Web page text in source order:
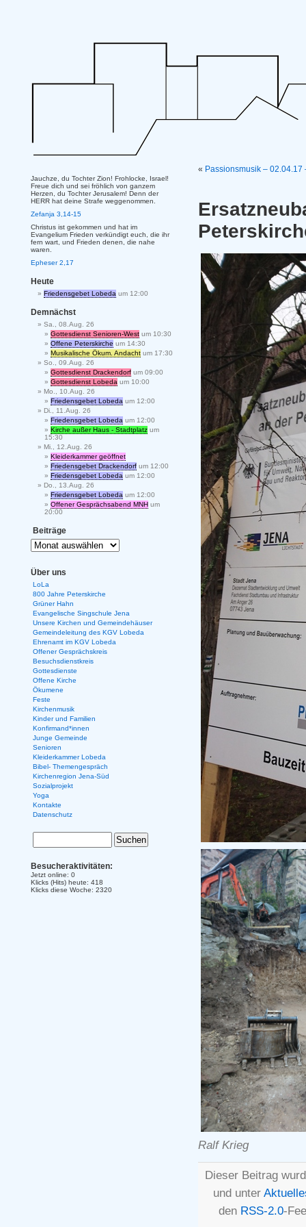
« Passionsmusik –
Ralf Krieg
Dieser Beitrag
und unter
den RSS-2.0-
Jauchze, du Tochter Zion! Frohlocke, Israel!
Freue dich und sei fröhlich von ganzem
Herzen, du Tochter Jerusalem! Denn der
HERR hat deine Strafe weggenommen.
Zefanja 3,14-15
Christus ist gekommen und hat im
Evangelium Frieden verkündigt euch, die ihr
fern wart, und Frieden denen, die nahe
waren.
Epheser 2,17
Heute
Friedensgebet Lobeda um 12:00
Demnächst
Sa., 08.Aug. 26
Gottesdienst Senioren-West um 10:30
Offene Peterskirche um 14:30
Musikalische Ökum. Andacht um 17:30
So., 09.Aug. 26
Gottesdienst Drackendorf um 09:00
Gottesdienst Lobeda um 10:00
Mo., 10.Aug. 26
Friedensgebet Lobeda um 12:00
Di., 11.Aug. 26
Friedensgebet Lobeda um 12:00
Kirche außer Haus - Stadtplatz um
15:30
Mi., 12.Aug. 26
Kleiderkammer geöffnet
Friedensgebet Drackendorf um 12:00
Friedensgebet Lobeda um 12:00
Do., 13.Aug. 26
Friedensgebet Lobeda um 12:00
Offener Gesprächsabend MNH um
20:00
Beiträge
Über uns
LoLa
800 Jahre Peterskirche
Grüner Hahn
Evangelische Singschule Jena
Unsere Kirchen und Gemeindehäuser
Gemeindeleitung des KGV Lobeda
Ehrenamt im KGV Lobeda
Offener Gesprächskreis
Besuchsdienstkreis
Gottesdienste
Offene Kirche
Ökumene
Feste
Kirchenmusik
Kinder und Familien
Konfirmand*innen
Junge Gemeinde
Senioren
Kleiderkammer Lobeda
Bibel- Themengespräch
Kirchenregion Jena-Süd
Sozialprojekt
Yoga
Kontakte
Datenschutz
Besucheraktivitäten:
Jetzt online: 0
Klicks (Hits) heute: 418
Klicks diese Woche: 2320